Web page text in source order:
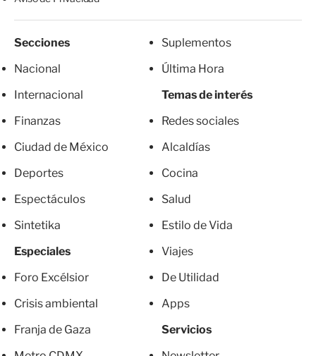
Secciones
Nacional
Internacional
Finanzas
Ciudad de México
Deportes
Espectáculos
Sintetika
Especiales
Foro Excélsior
Crisis ambiental
Franja de Gaza
Suplementos
Última Hora
Temas de interés
Redes sociales
Alcaldías
Cocina
Salud
Estilo de Vida
Viajes
De Utilidad
Apps
Servicios